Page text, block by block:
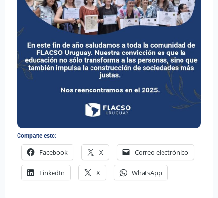
Comparte esto:
Facebook X Correo electrónico
LinkedIn X WhatsApp